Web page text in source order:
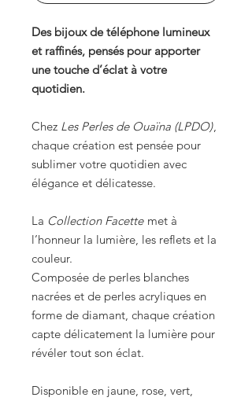
Des bijoux de téléphone lumineux
et raffinés, pensés pour apporter
une touche d’éclat à votre
quotidien.
Chez Les Perles de Ouaïna (LPDO),
chaque création est pensée pour
sublimer votre quotidien avec
élégance et délicatesse.
La Collection Facette met à
l’honneur la lumière, les reflets et la
couleur.
Composée de perles blanches
nacrées et de perles acryliques en
forme de diamant, chaque création
capte délicatement la lumière pour
révéler tout son éclat.
Disponible en jaune, rose, vert,